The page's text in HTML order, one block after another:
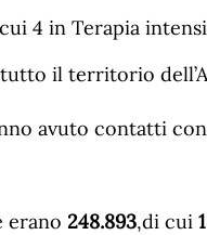
4 in Terapia
il territorio
avuto contatti
248.893,di cui